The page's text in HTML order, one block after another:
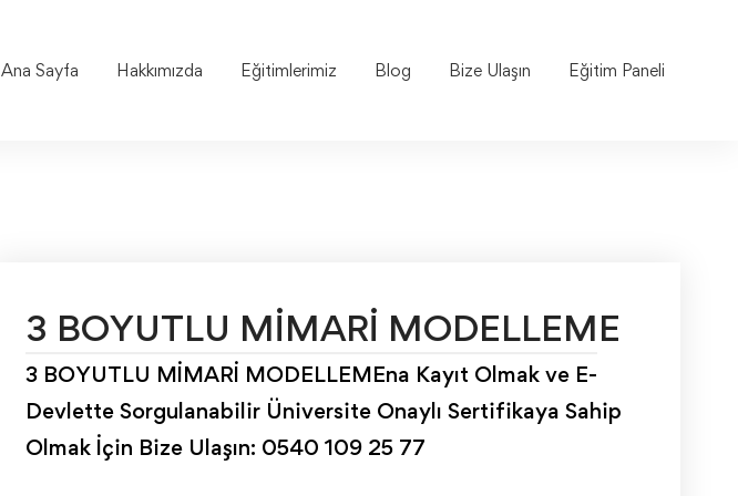
Ana Sayfa Hakkımızda Eğitimlerimiz Blog Bize Ulaşın Eğitim Paneli
3 BOYUTLU MİMARİ MODELLEME
3 BOYUTLU MİMARİ MODELLEMEna Kayıt Olmak ve E-
Devlette Sorgulanabilir Üniversite Onaylı Sertifikaya Sahip
Olmak İçin Bize Ulaşın: 0540 109 25 77